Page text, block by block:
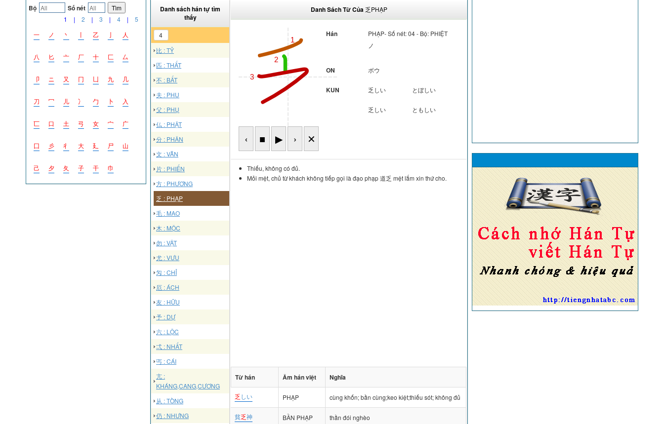
Bộ Số nét
Tìm
1
| 2 | 3 | 4 |
5
一
ノ 丶 丨 乙 亅 人
八 匕 亠 厂 十 匚 厶
卩 ニ 又 冂 凵 九 几
刀 冖 儿 冫 勹 卜 入
匸 口 土 弓 女 宀 广
囗 彡 彳 大 廴 尸 山
己 夕 夂 子 干 巾
Danh sách hán tự tìm
thấy
4
比 : TỶ
匹 : THẤT
不 : BẤT
夫 : PHU
父 : PHỤ
仏 : PHẬT
分 : PHÂN
文 : VĂN
片 : PHIẾN
方 : PHƯƠNG
乏 : PHẠP
毛 : MAO
木 : MỘC
勿 : VẬT
尤 : VƯU
匁 : CHỈ
厄 : ÁCH
友 : HỮU
予 : DỰ
六 : LỘC
弌 : NHẤT
丐 : CÁI
亢 :
KHÁNG,CANG,CƯƠNG
从 : TÒNG
仍 : NHƯNG
Danh Sách Từ Của 乏PHẠP
1
2
3
‹ ■ ▶ › ✕
Hán
PHẠP- Số nét: 04 - Bộ: PHIỆT
ノ
ON ボウ
KUN 乏しい とぼしい
乏しい ともしい
Thiếu, không có đủ.
Mỏi mệt, chủ từ khách không tiếp gọi là đạo phạp 道乏 mệt lắm xin thứ cho.
Từ hán Âm hán việt Nghĩa
乏 しい PHẠP cùng khốn; bần cùng;keo kiệt;thiếu sót; không đủ
貧乏神
BẦN PHẠP
thần đói nghèo